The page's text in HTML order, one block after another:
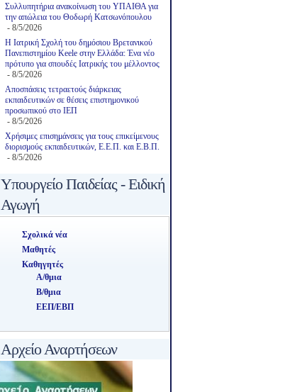
Συλλυπητήρια ανακοίνωση του ΥΠΑΙΘΑ για
την απώλεια του Θοδωρή Κατσωνόπουλου
- 8/5/2026
Η Ιατρική Σχολή του δημόσιου Βρετανικού
Πανεπιστημίου Keele στην Ελλάδα: Ένα νέο
πρότυπο για σπουδές Ιατρικής του μέλλοντος
- 8/5/2026
Αποσπάσεις τετραετούς διάρκειας
εκπαιδευτικών σε θέσεις επιστημονικού
προσωπικού στο ΙΕΠ
- 8/5/2026
Χρήσιμες επισημάνσεις για τους επικείμενους
διορισμούς εκπαιδευτικών, Ε.Ε.Π. και Ε.Β.Π.
- 8/5/2026
Υπουργείο Παιδείας - Ειδική
Αγωγή
Σχολικά νέα
Μαθητές
Καθηγητές
Α/θμια
Β/θμια
ΕΕΠ/ΕΒΠ
Αρχείο Αναρτήσεων